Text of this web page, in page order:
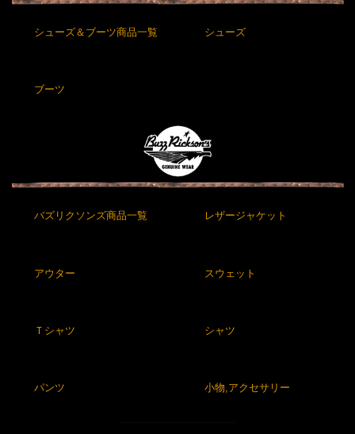
シューズ＆ブーツ商品一覧 シューズ
ブーツ
バズリクソンズ商品一覧 レザージャケット
アウター スウェット
Ｔシャツ シャツ
パンツ 小物,アクセサリー